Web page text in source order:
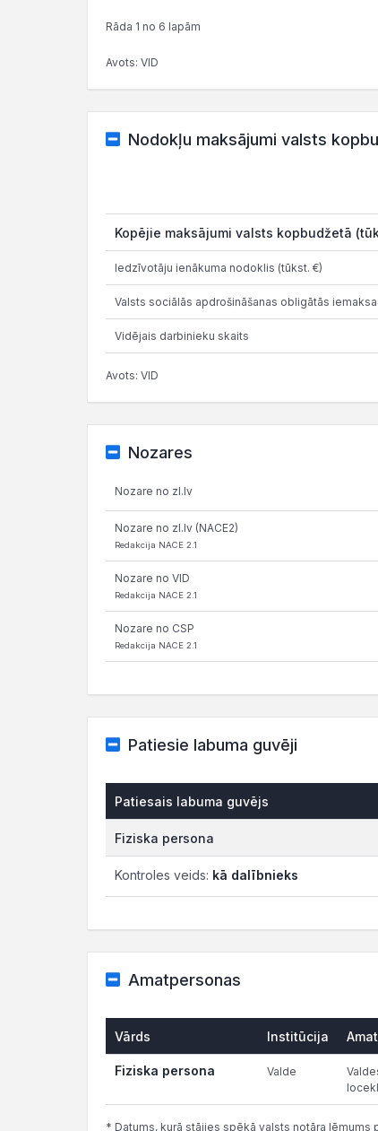
Rāda 1 no 6 lapām
Avots: VID
Nodokļu maksājumi valsts
Kopējie maksājumi valsts kopbudžetā
Iedzīvotāju ienākuma nodoklis (tūkst. €)
Valsts sociālās apdrošināšanas obligātās
Vidējais darbinieku skaits
Avots: VID
Nozares
Nozare no zl.lv
Nozare no zl.lv (NACE2)
Redakcija NACE 2.1
Nozare no VID
Redakcija NACE 2.1
Nozare no CSP
Redakcija NACE 2.1
Patiesie labuma guvēji
Patiesais labuma guvējs
Fiziska persona
Kontroles veids: kā dalībnieks
Amatpersonas
Vārds Institūcija
Fiziska persona Valde
* Datums, kurā stājies spēkā valsts notāra lēmums